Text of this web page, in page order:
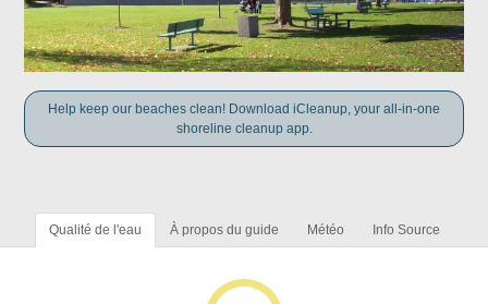
Help keep our beaches clean! Download iCleanup, your all-in-one
shoreline cleanup app.
Qualité de l'eau À propos du guide Météo Info Source